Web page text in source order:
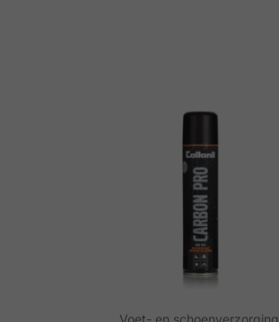
Voet- en schoenverzorging